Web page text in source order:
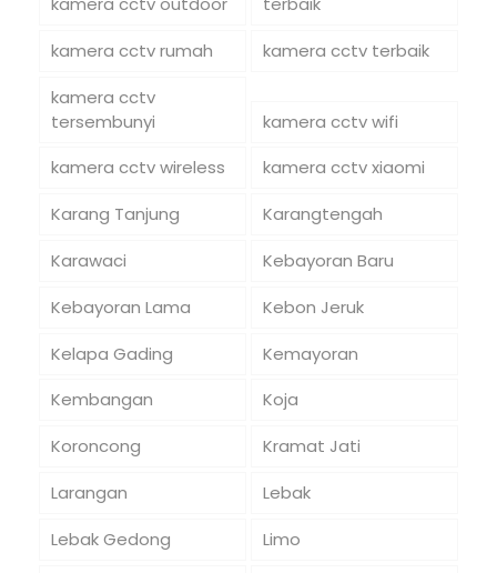
kamera cctv rumah
kamera cctv terbaik
kamera cctv
tersembunyi
kamera cctv wifi
kamera cctv wireless
kamera cctv xiaomi
Karang Tanjung
Karangtengah
Karawaci
Kebayoran Baru
Kebayoran Lama
Kebon Jeruk
Kelapa Gading
Kemayoran
Kembangan
Koja
Koroncong
Kramat Jati
Larangan
Lebak
Lebak Gedong
Limo